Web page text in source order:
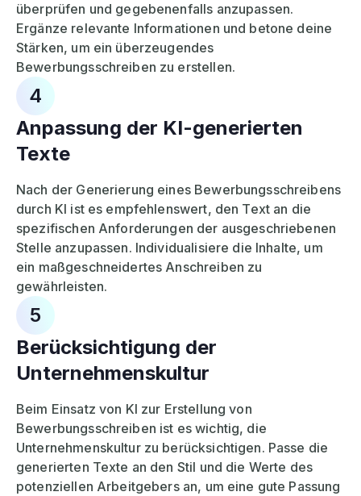
überprüfen und gegebenenfalls anzupassen.
Ergänze relevante Informationen und betone deine
Stärken, um ein überzeugendes
Bewerbungsschreiben zu erstellen.
4
Anpassung der KI-generierten
Texte
Nach der Generierung eines Bewerbungsschreibens
durch KI ist es empfehlenswert, den Text an die
spezifischen Anforderungen der ausgeschriebenen
Stelle anzupassen. Individualisiere die Inhalte, um
ein maßgeschneidertes Anschreiben zu
gewährleisten.
5
Berücksichtigung der
Unternehmenskultur
Beim Einsatz von KI zur Erstellung von
Bewerbungsschreiben ist es wichtig, die
Unternehmenskultur zu berücksichtigen. Passe die
generierten Texte an den Stil und die Werte des
potenziellen Arbeitgebers an, um eine gute Passung